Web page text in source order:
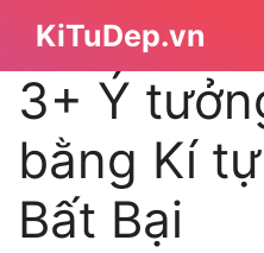
nội
dung
KiTuDep.vn
3+ Ý
bằng Kí
Bất Bại